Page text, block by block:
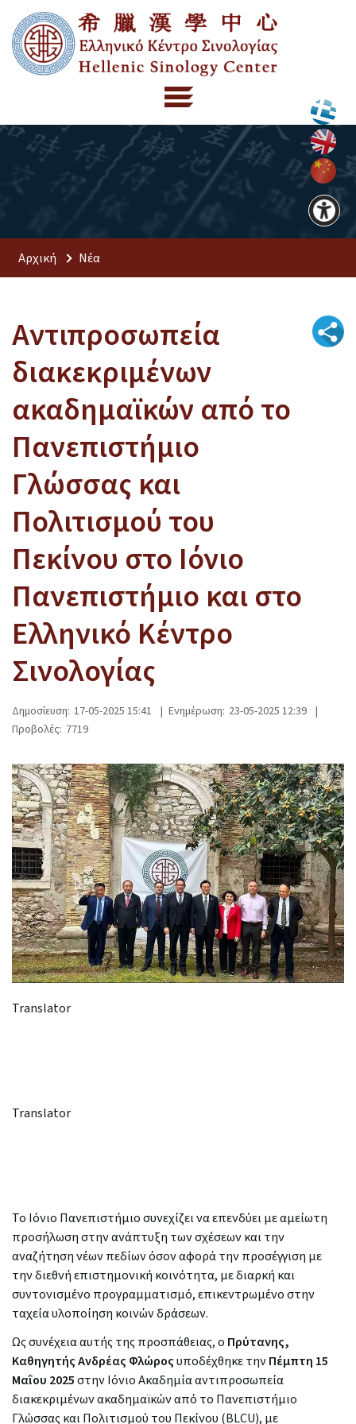
Αρχική Νέα
Αντιπροσωπεία
διακεκριμένων
ακαδημαϊκών από το
Πανεπιστήμιο
Γλώσσας και
Πολιτισμού του
Πεκίνου στο Ιόνιο
Πανεπιστήμιο και στο
Ελληνικό Κέντρο
Σινολογίας
Δημοσίευση: 17-05-2025 15:41 | Ενημέρωση: 23-05-2025 12:39 |
Προβολές: 7719
Translator
Translator
Το Ιόνιο Πανεπιστήμιο συνεχίζει να επενδύει με αμείωτη
προσήλωση στην ανάπτυξη των σχέσεων και την
αναζήτηση νέων πεδίων όσον αφορά την προσέγγιση με
την διεθνή επιστημονική κοινότητα, με διαρκή και
συντονισμένο προγραμματισμό, επικεντρωμένο στην
ταχεία υλοποίηση κοινών δράσεων.
Ως συνέχεια αυτής της προσπάθειας, ο Πρύτανης,
Καθηγητής Ανδρέας Φλώροςυποδέχθηκε τηνΠέμπτη 15
Μαΐου 2025στην Ιόνιο Ακαδημία αντιπροσωπεία
διακεκριμένων ακαδημαϊκών από το Πανεπιστήμιο
Γλώσσας και Πολιτισμού του Πεκίνου (BLCU), με